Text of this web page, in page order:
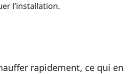
l’installation.
rapidement, ce qui en